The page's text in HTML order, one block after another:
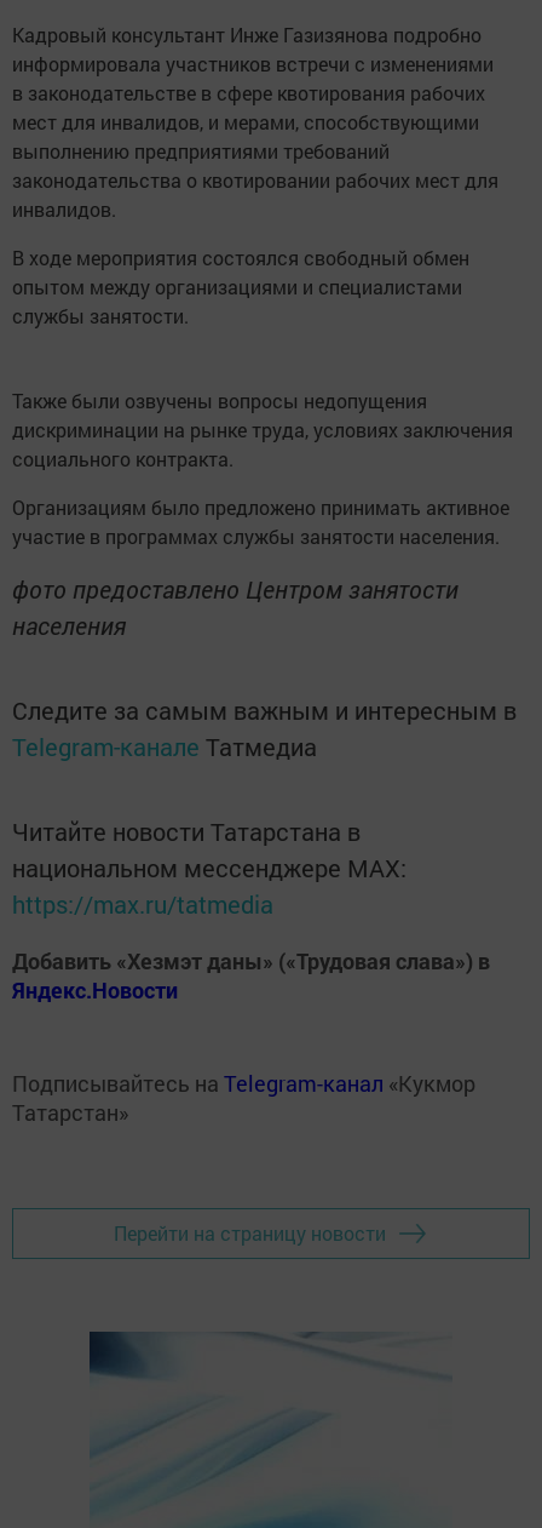
Кадровый консультант Инже Газизянова подробно
информировала участников встречи с изменениями
в законодательстве в сфере квотирования рабочих
мест для инвалидов, и мерами, способствующими
выполнению предприятиями требований
законодательства о квотировании рабочих мест для
инвалидов.
В ходе мероприятия состоялся свободный обмен
опытом между организациями и специалистами
службы занятости.
Также были озвучены вопросы недопущения
дискриминации на рынке труда, условиях заключения
социального контракта.
Организациям было предложено принимать активное
участие в программах службы занятости населения.
фото предоставлено Центром занятости
населения
Следите за самым важным и интересным в
Telegram-канале Татмедиа
Читайте новости Татарстана в
национальном мессенджере MАХ:
https://max.ru/tatmedia
Добавить «Хезмэт даны» («Трудовая слава») в
Яндекс.Новости
Подписывайтесь на Telegram-канал «Кукмор
Татарстан»
Перейти на страницу новости